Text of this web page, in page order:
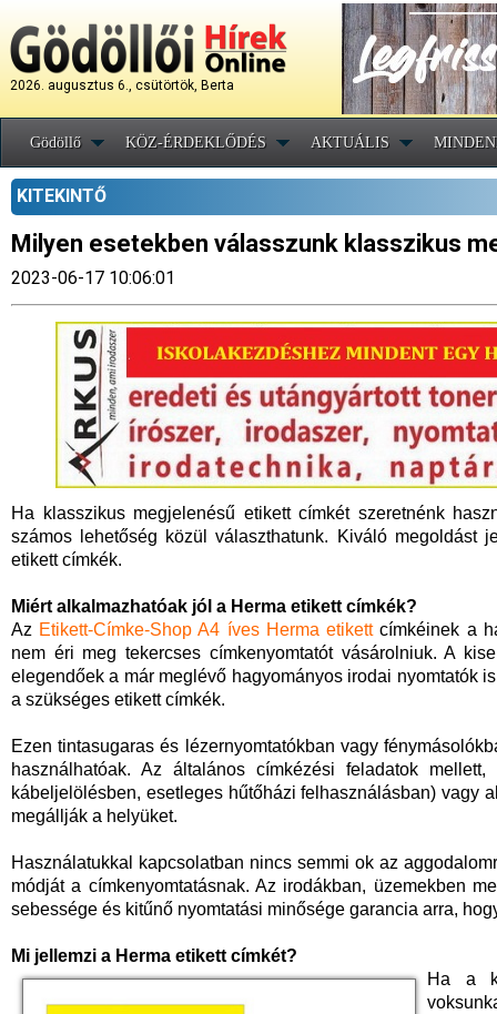
2026. augusztus 6., csütörtök, Berta
Gödöllő KÖZ-ÉRDEKLŐDÉS AKTUÁLIS
KITEKINTŐ
Milyen esetekben válasszunk klasszikus
2023-06-17 10:06:01
Ha klasszikus megjelenésű etikett címkét szeretnénk
számos lehetőség közül választhatunk. Kiváló megoldást
etikett címkék.
Miért alkalmazhatóak jól a Herma etikett címkék?
Az Etikett-Címke-Shop A4 íves Herma etikettcímkéinek a
nem éri meg tekercses címkenyomtatót vásárolniuk. A
elegendőek a már meglévő hagyományos irodai nyomtatók
a szükséges etikett címkék.
Ezen tintasugaras és lézernyomtatókban vagy
használhatóak. Az általános címkézési feladatok
kábeljelölésben, esetleges hűtőházi felhasználásban) vagy
megállják a helyüket.
Használatukkal kapcsolatban nincs semmi ok az
módját a címkenyomtatásnak. Az irodákban, üzemekben
sebessége és kitűnő nyomtatási minősége garancia arra,
Mi jellemzi a Herma etikett címkét?
Ha a